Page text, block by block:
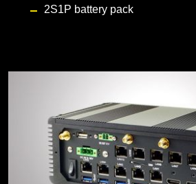
2S1P battery pack